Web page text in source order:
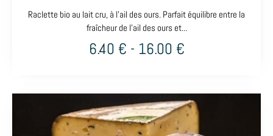
Raclette bio au lait cru, à l'ail des ours. Parfait équilibre entre la
fraîcheur de l'ail des ours et...
6.40 € - 16.00 €